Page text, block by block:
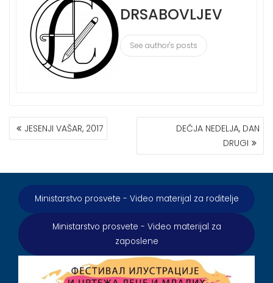
DRSABOVLJEV
See author's posts
КРЕТАЊЕ
ЧЛАНКА
JESENJI VAŠAR, 2017
DEČJA NEDELJA, DAN
DRUGI
Ministarstvo prosvete - Video materijal za roditelje
Ministarstvo prosvete - Video materijal za
zaposlene